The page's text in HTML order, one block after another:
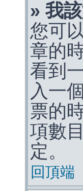
» 我
您可
章的
看到
入一
票的
項數
定。
回頂端